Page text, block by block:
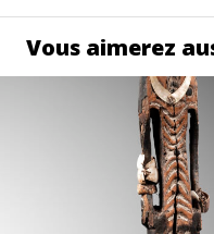
Vous aimerez